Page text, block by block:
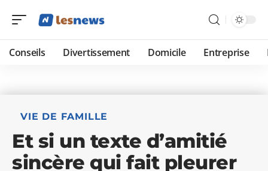
Conseils Divertissement Domicile Entreprise
VIE DE FAMILLE
Et si un texte d’amitié
sincère qui fait pleurer